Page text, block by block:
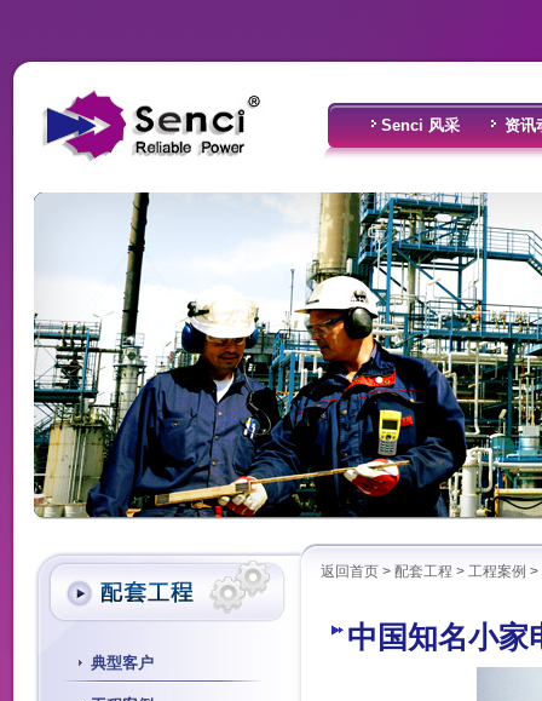
Senci 风采 资讯
典型客户
返回首页 > 配套工程 >工程案例 >
中国知名小家